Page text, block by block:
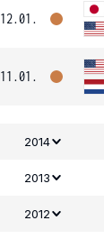
12.01.
11.01.
2014
2013
2012